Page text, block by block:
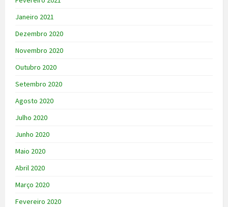
Janeiro 2021
Dezembro 2020
Novembro 2020
Outubro 2020
Setembro 2020
Agosto 2020
Julho 2020
Junho 2020
Maio 2020
Abril 2020
Março 2020
Fevereiro 2020